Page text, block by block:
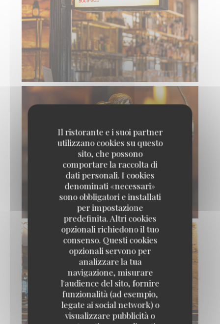
Il ristorante e i suoi partner
utilizzano cookies su questo
sito, che possono
comportare la raccolta di
dati personali. I cookies
denominati «necessari»
sono obbligatori e installati
per impostazione
predefinita. Altri cookies
opzionali richiedono il tuo
consenso. Questi cookies
opzionali servono per
analizzare la tua
navigazione, misurare
l'audience del sito, fornire
funzionalità (ad esempio,
legate ai social network) o
visualizzare pubblicità o